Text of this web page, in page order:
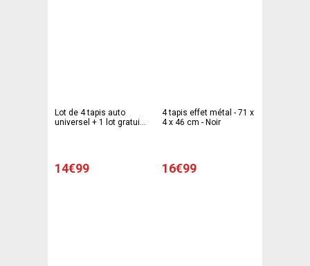
Lot de 4 tapis auto
universel + 1 lot gratuit -
14€99
4 tapis effet métal - 71 x
4 x 46 cm - Noir
16€99